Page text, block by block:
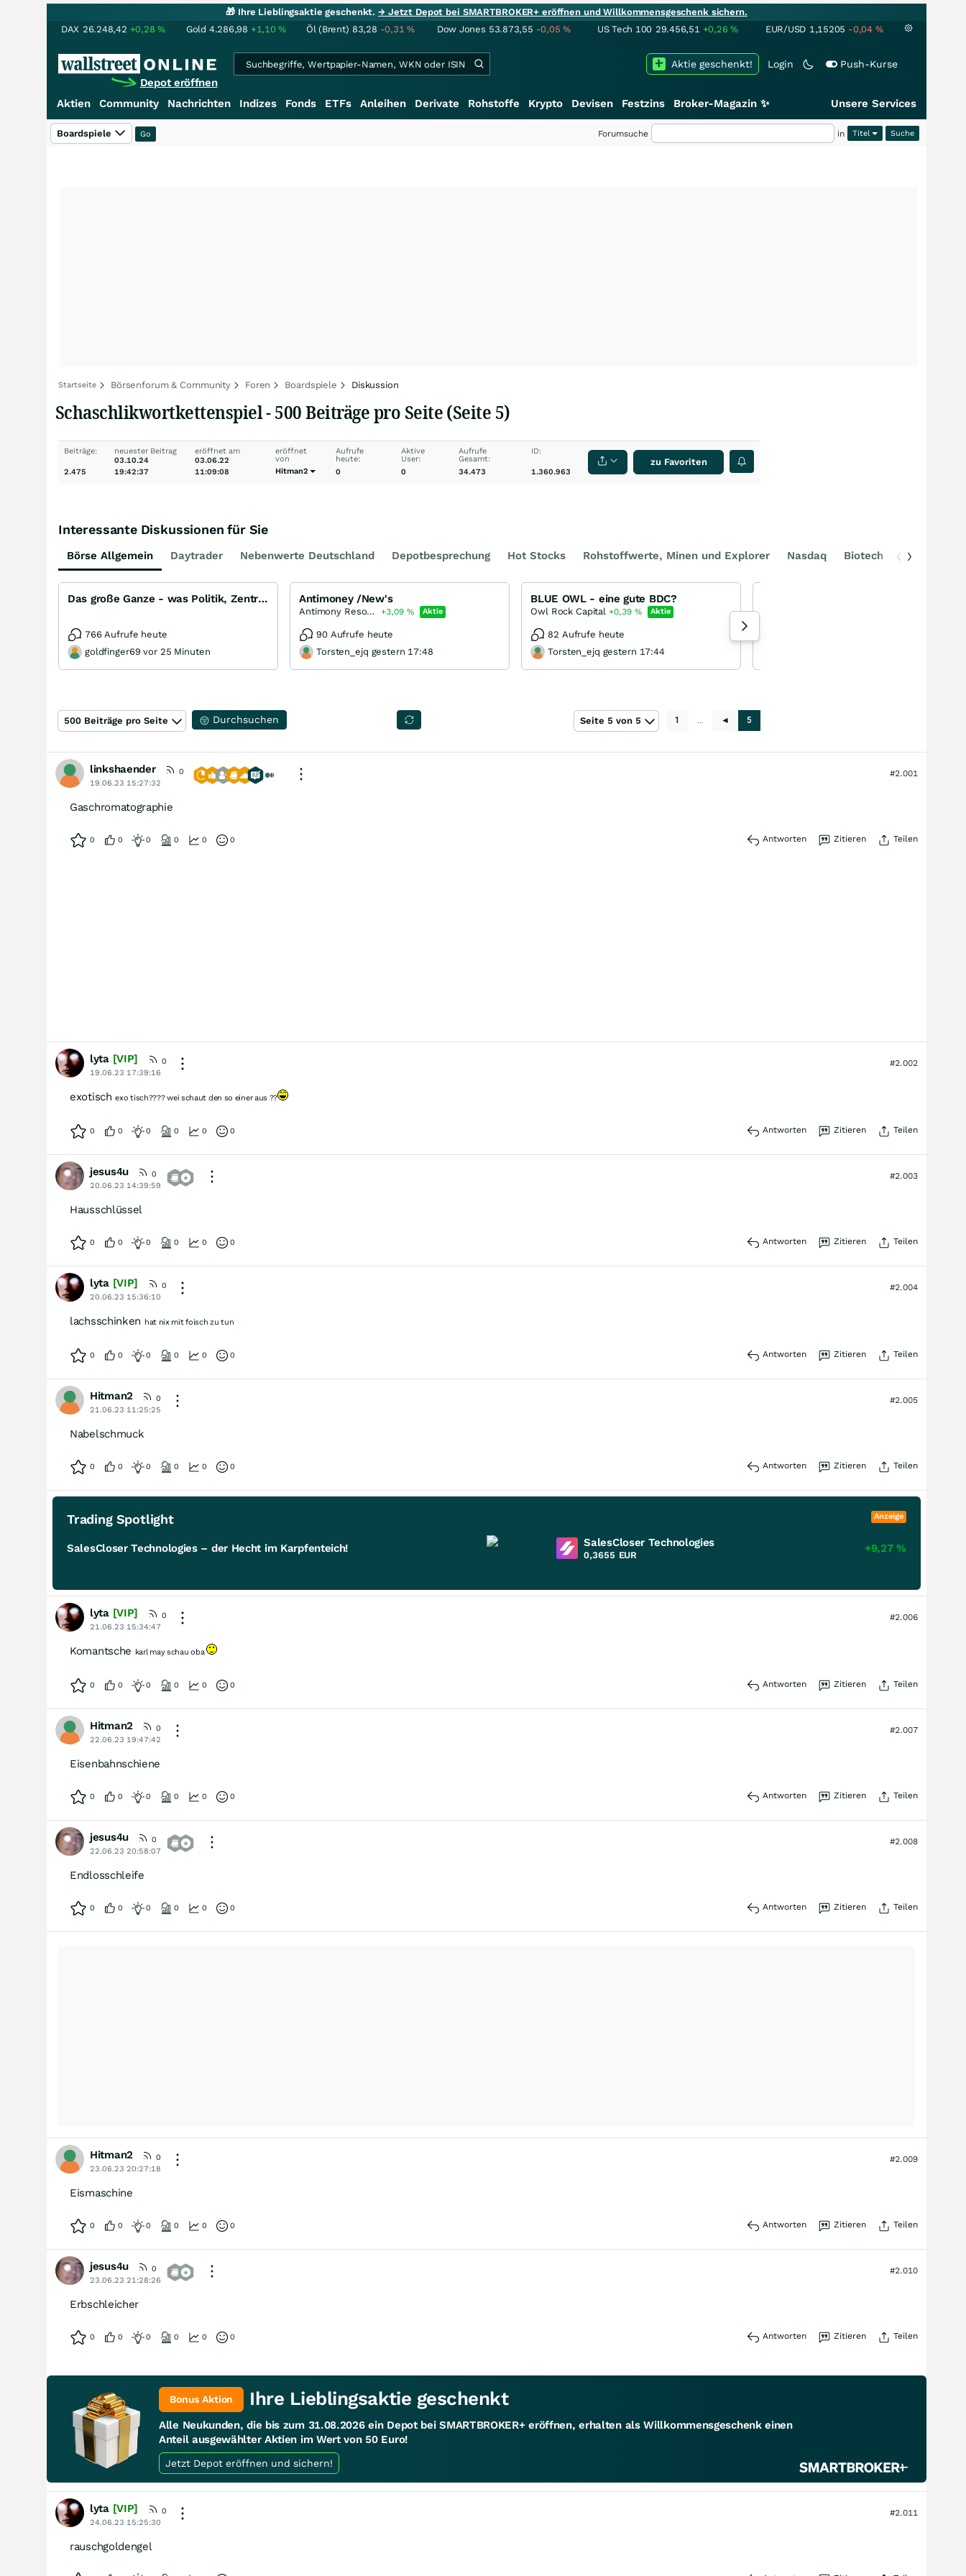
🎁 Ihre Lieblingsaktie geschenkt.→ Jetzt Depot bei SMARTBROKER+ eröffnen und Willkommensgeschenk sichern.
DAX 26.248,42 +0,28% Gold 4.286,98 +1,10% Öl (Brent) 83,28 -0,31% Dow Jones 53.873,55 -0,05% US Tech 100 29.456,51 +0,26% EUR/USD 1,15205 -0,04 %
Depot eröffnen
Login Push-Kurse
Aktie geschenkt!
Aktien Community Nachrichten Indizes Fonds ETFs Anleihen Derivate Rohstoffe Krypto Devisen Festzins Broker-Magazin ✨ Unsere Services
Boardspiele Forumsuche in Titel
Startseite Börsenforum & Community Foren Boardspiele Diskussion
Schaschlikwortkettenspiel - 500 Beiträge pro Seite (Seite 5)
Beiträge:
2.475
neuester Beitrag
03.10.24
19:42:37
eröffnet am
03.06.22
11:09:08
eröffnet
von
Hitman2
Aufrufe
heute:
0
Aktive
User:
0
Aufrufe
Gesamt:
34.473
ID:
1.360.963
zu Favoriten
Interessante Diskussionen für Sie
Börse Allgemein Daytrader Nebenwerte Deutschland Depotbesprechung Hot Stocks Rohstoffwerte, Minen und Explorer Nasdaq Biotech DAX
Das große Ganze - was Politik, Zentralbanken, Trends, Medien und Gesellschaft mit Aktien, Rohstoffen
766 Aufrufe heute
goldfinger69 vor 25 Minuten
Antimoney /New's
Antimony Resources +3,09% Aktie
90 Aufrufe heute
Torsten_ejq gestern 17:48
BLUE OWL - eine gute BDC?
Owl Rock Capital +0,39% Aktie
82 Aufrufe heute
Torsten_ejq gestern 17:44
500 Beiträge pro Seite Durchsuchen 1 … ◄ 5
Seite 5 von 5
linkshaender
0
19.06.23 15:27:32
#2.001
Gaschromatographie
0 0 0 0 0 0 Antworten Zitieren Teilen
lyta[VIP]
0
19.06.23 17:39:16
#2.002
exotischexo tisch???? wei schaut den so einer aus ??
0 0 0 0 0 0 Antworten Zitieren Teilen
jesus4u
0
20.06.23 14:39:59
#2.003
Hausschlüssel
0 0 0 0 0 0 Antworten Zitieren Teilen
lyta[VIP]
0
20.06.23 15:36:10
#2.004
lachsschinken hat nix mit foisch zu tun
0 0 0 0 0 0 Antworten Zitieren Teilen
Hitman2
0
21.06.23 11:25:25
#2.005
Nabelschmuck
0 0 0 0 0 0 Antworten Zitieren Teilen
Trading Spotlight Anzeige
SalesCloser Technologies – der Hecht im Karpfenteich! SalesCloser Technologies
0,3655 EUR
+9,27%
lyta[VIP]
0
21.06.23 15:34:47
#2.006
Komantsche karl may schau oba
0 0 0 0 0 0 Antworten Zitieren Teilen
Hitman2
0
22.06.23 19:47:42
#2.007
Eisenbahnschiene
0 0 0 0 0 0 Antworten Zitieren Teilen
jesus4u
0
22.06.23 20:58:07
#2.008
Endlosschleife
0 0 0 0 0 0 Antworten Zitieren Teilen
Hitman2
0
23.06.23 20:27:18
#2.009
Eismaschine
0 0 0 0 0 0 Antworten Zitieren Teilen
jesus4u
0
23.06.23 21:28:26
#2.010
Erbschleicher
0 0 0 0 0 0 Antworten Zitieren Teilen
Bonus Aktion Ihre Lieblingsaktie geschenkt
Alle Neukunden, die bis zum 31.08.2026 ein Depot bei SMARTBROKER+ eröffnen, erhalten als Willkommensgeschenk einen
Anteil ausgewählter Aktien im Wert von 50 Euro!
Jetzt Depot eröffnen und sichern!
lyta[VIP]
0
24.06.23 15:25:30
#2.011
rauschgoldengel